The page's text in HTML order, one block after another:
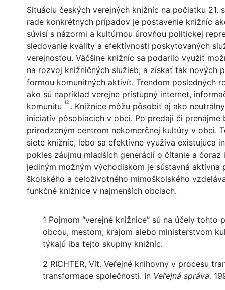
Situáciu českých verejných knižníc na počiatku
rade konkrétnych prípadov je postavenie knižníc
súvisí s názormi a kultúrnou úrovňou politickej
sledovanie kvality a efektívnosti poskytovaných
verejnosťou. Väčšine knižníc sa podarilo využiť
na rozvoj knižničných služieb, a získať tak nových
formou komunitných aktivít. Trendom posledných
ako sú napríklad verejne prístupný internet,
komunitu 12 . Knižnice môžu pôsobiť aj ako
iniciatív pôsobiacich v obci. Po predaji či
prirodzeným centrom nekomerčnej kultúry v obci.
siete knižníc, lebo sa efektívne využíva existujúca
pokles záujmu mladších generácií o čítanie a
jediným možným východiskom je sústavná
školského a celoživotného mimoškolského
funkčné knižnice v najmenších obciach.
1 Pojmom “verejné knižnice” sú na účely
obcou, mestom, krajom alebo ministerstvom
týkajú iba tejto skupiny knižníc.
2 RICHTER, Vít. Veřejné knihovny v procesu
transformace společnosti. In Veřejná správa.